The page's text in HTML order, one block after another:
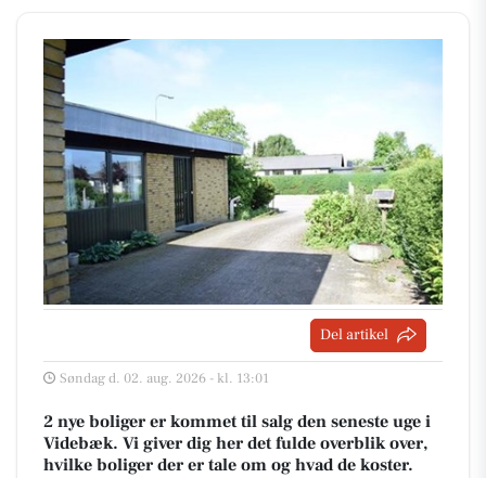
Del artikel
Søndag d. 02. aug. 2026 - kl. 13:01
2 nye boliger er kommet til salg den seneste uge i
Videbæk. Vi giver dig her det fulde overblik over,
hvilke boliger der er tale om og hvad de koster.